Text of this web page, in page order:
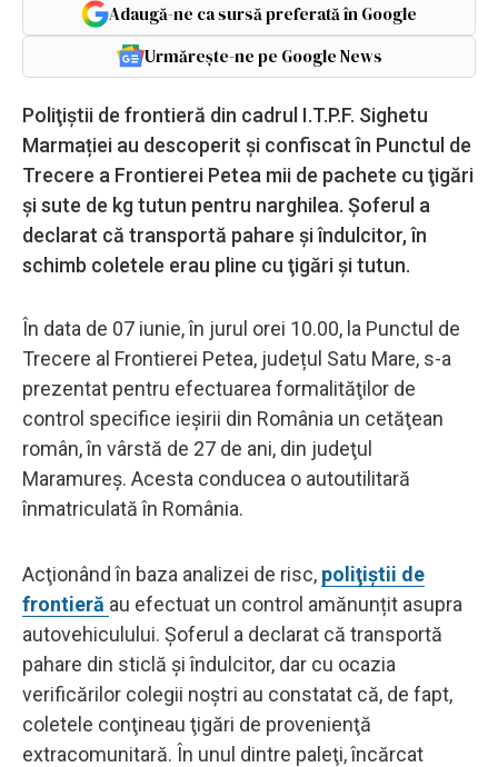
Adaugă-ne ca sursă preferată în Google
Urmărește-ne pe Google News
Poliţiştii de frontieră din cadrul I.T.P.F. Sighetu
Marmației au descoperit și confiscat în Punctul de
Trecere a Frontierei Petea mii de pachete cu ţigări
şi sute de kg tutun pentru narghilea. Șoferul a
declarat că transportă pahare şi îndulcitor, în
schimb coletele erau pline cu ţigări şi tutun.
În data de 07 iunie, în jurul orei 10.00, la Punctul de
Trecere al Frontierei Petea, județul Satu Mare, s-a
prezentat pentru efectuarea formalităţilor de
control specifice ieşirii din România un cetăţean
român, în vârstă de 27 de ani, din judeţul
Maramureş. Acesta conducea o autoutilitară
înmatriculată în România.
Acţionând în baza analizei de risc, poliţiştii de
frontieră au efectuat un control amănunțit asupra
autovehiculului. Şoferul a declarat că transportă
pahare din sticlă şi îndulcitor, dar cu ocazia
verificărilor colegii noştri au constatat că, de fapt,
coletele conţineau ţigări de provenienţă
extracomunitară. În unul dintre paleţi, încărcat